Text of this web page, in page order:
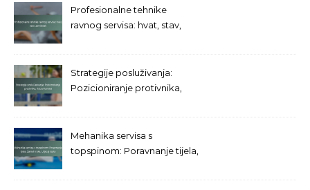
Profesionalne tehnike
ravnog servisa: hvat, stav,
Strategije posluživanja:
Pozicioniranje protivnika,
Mehanika servisa s
topspinom: Poravnanje tijela,